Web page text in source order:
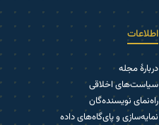
اطلاعات
دربارۀ مجله
سیاست‌های اخلاقی
راه‌نمای نویسنده‌گان
نمایه‌سازی و پای‌گاه‌های داده